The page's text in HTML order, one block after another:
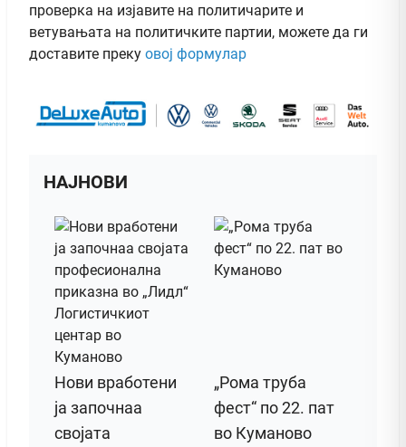
проверка на изјавите на политичарите и
ветувањата на политичките партии, можете да ги
доставите преку овој формулар
НАЈНОВИ
Нови вработени
ја започнаа
својата
„Рома труба
фест“ по 22. пат
во Куманово